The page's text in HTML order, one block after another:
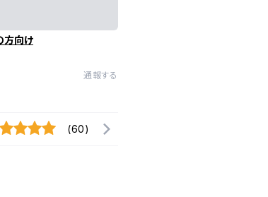
方向け
通報する
(60)